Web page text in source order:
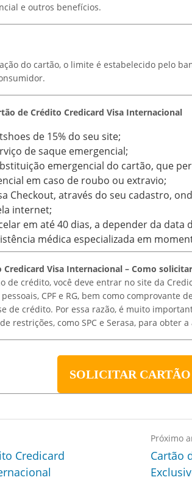
e outros benefícios.
do cartão, o limite é estabelecido pelo
de Crédito Credicard Visa Internacional
de 15% do seu site;
de saque emergencial;
emergencial do cartão, que
em caso de roubo ou extravio;
Checkout, através do seu cadastro,
internet;
em até 40 dias, a depender da data
médica especializada em
Credicard Visa Internacional – Como
de crédito, você deve entrar no site da
CPF e RG, bem como comprovante
de crédito. Por essa razão, é muito
restrições, como SPC e Serasa, para obter
SOLICITAR CARTÃO
Credicard
Próximo
Cartão